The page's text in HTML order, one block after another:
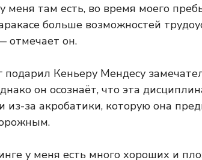
меня там есть, во время моего
больше возможностей
отмечает он.
подарил Кеньеру Мендесу
он осознаёт, что эта
из-за акробатики, которую она
у меня есть много хороших и